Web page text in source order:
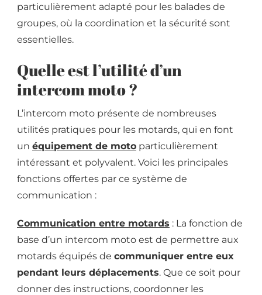
particulièrement adapté pour les balades de
groupes, où la coordination et la sécurité sont
essentielles.
Quelle est l’utilité d’un
intercom moto ?
L’intercom moto présente de nombreuses
utilités pratiques pour les motards, qui en font
un équipement de moto particulièrement
intéressant et polyvalent. Voici les principales
fonctions offertes par ce système de
communication :
Communication entre motards : La fonction de
base d’un intercom moto est de permettre aux
motards équipés de communiquer entre eux
pendant leurs déplacements. Que ce soit pour
donner des instructions, coordonner les